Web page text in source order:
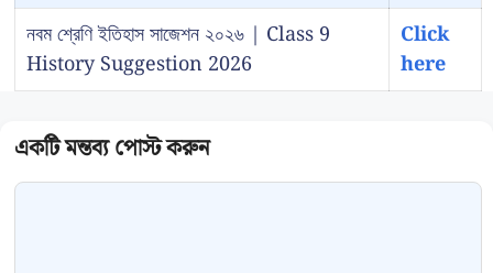
নবম শ্রেণি ইতিহাস সাজেশন ২০২৬ | Class 9
History Suggestion 2026
Click
here
Comment